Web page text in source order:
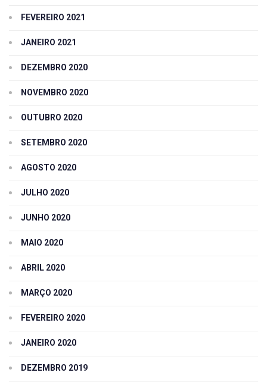
FEVEREIRO 2021
JANEIRO 2021
DEZEMBRO 2020
NOVEMBRO 2020
OUTUBRO 2020
SETEMBRO 2020
AGOSTO 2020
JULHO 2020
JUNHO 2020
MAIO 2020
ABRIL 2020
MARÇO 2020
FEVEREIRO 2020
JANEIRO 2020
DEZEMBRO 2019